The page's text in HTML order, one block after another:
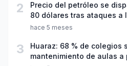
2
Precio del petróleo se
80 dólares tras ataques a
hace 5 meses
3
Huaraz: 68 % de colegios
mantenimiento de aulas